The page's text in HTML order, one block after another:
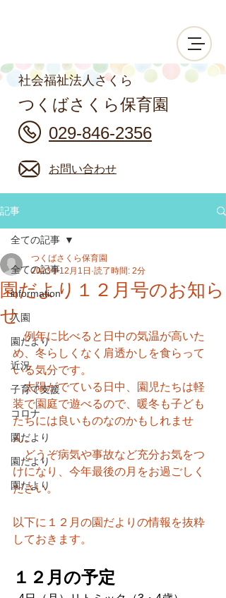
つくばさくら保育園
029-846-2356
お問い合わせ
社会福祉法人さくら
記事
全ての記事
information
入園
園だより
近況
子育て支援
コロナ
園だより
園だより
園だより
全ての記事
園だより１２月号のお知ら
せ
つくばさくら保育園
2023年12月1日 読了時間: 2分
例年に比べると日中の気温が高いた
め、冬らしくなく肩透かしを食らって
いる気分です。
太陽がでている日中、園児たちは軽
装で園庭で遊べるので、暖冬も子ども
たちには良いものなのかもしれませ
ん。
どうぞ病気や事故など充分お気をつ
けになり、今年最後の月をお過ごしく
ださい。
以下に１２月の園だよりの情報を抜粋
しておきます。
１２月の予定